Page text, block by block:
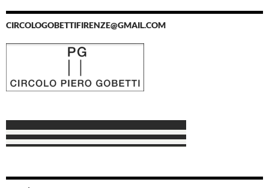
CIRCOLOGOBETTIFIRENZE@GMAIL.COM